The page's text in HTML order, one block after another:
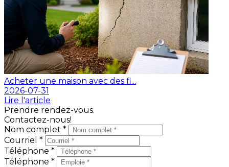
Acheter une maison avec des fi...
2026-07-31
Lire l'article
Prendre rendez-vous.
Contactez-nous!
Nom complet *
Courriel *
Téléphone *
Téléphone *